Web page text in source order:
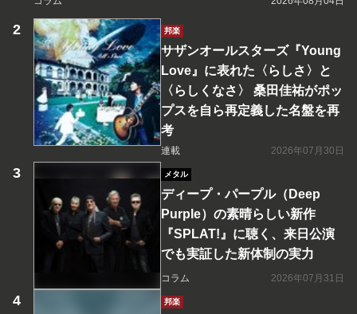
邦楽
サザンオールスターズ『Young
Love』に表れた〈らしさ〉と
〈らしくなさ〉 桑田佳祐がポッ
プスを自ら再定義した名盤を再
考
連載 2026年07月30日
メタル
ディープ・パープル（Deep
Purple）の素晴らしい新作
『SPLAT!』に聴く、来日公演
でも実証した新体制の実力
コラム 2026年07月31日
邦楽